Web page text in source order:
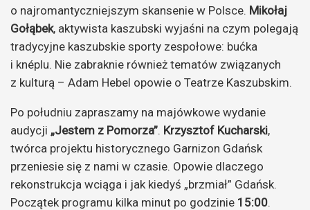
o najromantyczniejszym skansenie w Polsce. Mikołaj
Gołąbek, aktywista kaszubski wyjaśni na czym polegają
tradycyjne kaszubskie sporty zespołowe: bućka
i knéplu. Nie zabraknie również tematów związanych
z kulturą – Adam Hebel opowie o Teatrze Kaszubskim.
Po południu zapraszamy na majówkowe wydanie
audycji „Jestem z Pomorza”. Krzysztof Kucharski,
twórca projektu historycznego Garnizon Gdańsk
przeniesie się z nami w czasie. Opowie dlaczego
rekonstrukcja wciąga i jak kiedyś „brzmiał” Gdańsk.
Początek programu kilka minut po godzinie 15:00.